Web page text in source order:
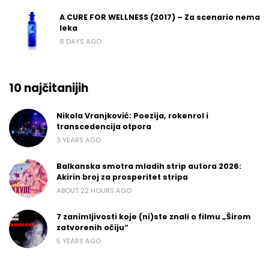
A CURE FOR WELLNESS (2017) – Za scenario nema
leka
8 DAYS AGO
10 najčitanijih
Nikola Vranjković: Poezija, rokenrol i
transcedencija otpora
3 YEARS AGO
Balkanska smotra mladih strip autora 2026:
Akirin broj za prosperitet stripa
ABOUT 22 HOURS AGO
7 zanimljivosti koje (ni)ste znali o filmu „Širom
zatvorenih očiju“
5 YEARS AGO